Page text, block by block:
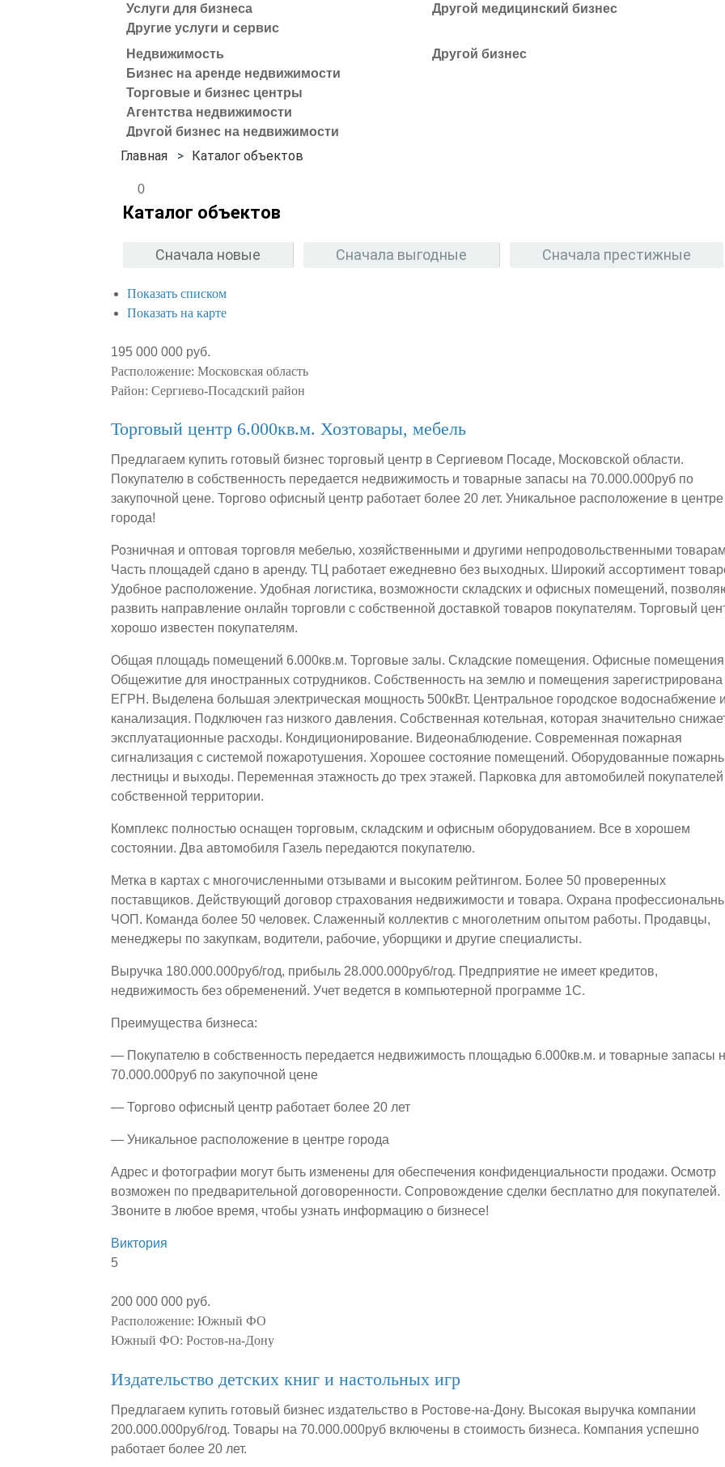
Услуги для бизнеса
Другие услуги и сервис
Другой медицинский бизнес
Недвижимость
Бизнес на аренде недвижимости
Торговые и бизнес центры
Агентства недвижимости
Другой бизнес на недвижимости
Другой бизнес
Каталог объектов
0
Каталог объектов
Сначала новые Сначала выгодные Сначала престижные
Показать списком
Показать на карте
195 000 000 руб.
Расположение: Московская область
Район: Сергиево-Посадский район
Торговый центр 6.000кв.м. Хозтовары, мебель
Предлагаем купить готовый бизнес торговый центр в Сергиевом Посаде, Московской области.
Покупателю в собственность передается недвижимость и товарные запасы на 70.000.000руб по
закупочной цене. Торгово офисный центр работает более 20 лет. Уникальное расположение в центре
города!
Розничная и оптовая торговля мебелью, хозяйственными и другими непродовольственными
Часть площадей сдано в аренду. ТЦ работает ежедневно без выходных. Широкий ассортимент
Удобное расположение. Удобная логистика, возможности складских и офисных помещений,
развить направление онлайн торговли с собственной доставкой товаров покупателям. Торговый
хорошо известен покупателям.
Общая площадь помещений 6.000кв.м. Торговые залы. Складские помещения. Офисные
Общежитие для иностранных сотрудников. Собственность на землю и помещения зарегистрирована
ЕГРН. Выделена большая электрическая мощность 500кВт. Центральное городское водоснабжение и
канализация. Подключен газ низкого давления. Собственная котельная, которая значительно
эксплуатационные расходы. Кондиционирование. Видеонаблюдение. Современная пожарная
сигнализация с системой пожаротушения. Хорошее состояние помещений. Оборудованные
лестницы и выходы. Переменная этажность до трех этажей. Парковка для автомобилей покупателей
собственной территории.
Комплекс полностью оснащен торговым, складским и офисным оборудованием. Все в хорошем
состоянии. Два автомобиля Газель передаются покупателю.
Метка в картах с многочисленными отзывами и высоким рейтингом. Более 50 проверенных
поставщиков. Действующий договор страхования недвижимости и товара. Охрана
ЧОП. Команда более 50 человек. Слаженный коллектив с многолетним опытом работы. Продавцы,
менеджеры по закупкам, водители, рабочие, уборщики и другие специалисты.
Выручка 180.000.000руб/год, прибыль 28.000.000руб/год. Предприятие не имеет кредитов,
недвижимость без обременений. Учет ведется в компьютерной программе 1С.
Преимущества бизнеса:
— Покупателю в собственность передается недвижимость площадью 6.000кв.м. и товарные запасы
70.000.000руб по закупочной цене
— Торгово офисный центр работает более 20 лет
— Уникальное расположение в центре города
Адрес и фотографии могут быть изменены для обеспечения конфиденциальности продажи. Осмотр
возможен по предварительной договоренности. Сопровождение сделки бесплатно для покупателей.
Звоните в любое время, чтобы узнать информацию о бизнесе!
Виктория
5
200 000 000 руб.
Расположение: Южный ФО
Южный ФО: Ростов-на-Дону
Издательство детских книг и настольных игр
Предлагаем купить готовый бизнес издательство в Ростове-на-Дону. Высокая выручка компании
200.000.000руб/год. Товары на 70.000.000руб включены в стоимость бизнеса. Компания успешно
работает более 20 лет.